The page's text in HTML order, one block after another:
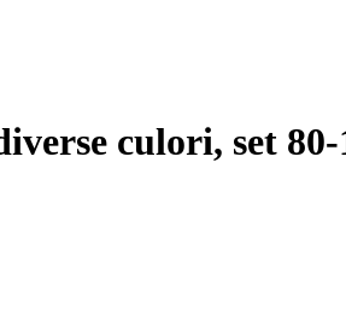
culori, set